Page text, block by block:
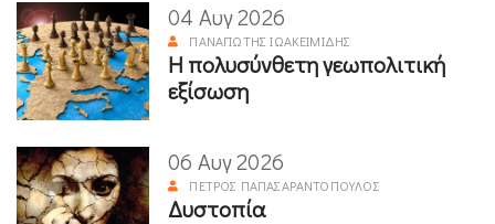
04 Αυγ 2026
ΠΑΝΑΓΙΏΤΗΣ ΙΩΑΚΕΙΜΊΔΗΣ
Η πολυσύνθετη γεωπολιτική
εξίσωση
06 Αυγ 2026
ΠΈΤΡΟΣ ΠΑΠΑΣΑΡΑΝΤΌΠΟΥΛΟΣ
Δυστοπία